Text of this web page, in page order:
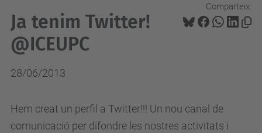
Comparteix:
Ja tenim Twitter!
@ICEUPC
28/06/2013
Hem creat un perfil a Twitter!!! Un nou canal de
comunicació per difondre les nostres activitats i